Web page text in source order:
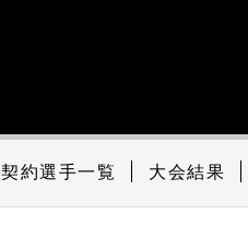
契約選手一覧 大会結果